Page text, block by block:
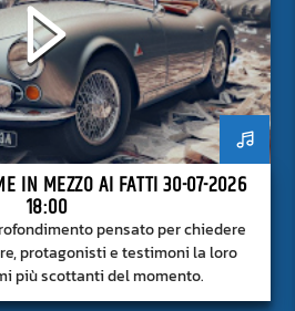
IN MEZZO AI FATTI 30-07-2026
18:00
pensato per chiedere
protagonisti e testimoni la loro
più scottanti del momento.